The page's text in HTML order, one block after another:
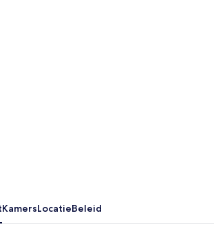
KamersLocatieBeleid